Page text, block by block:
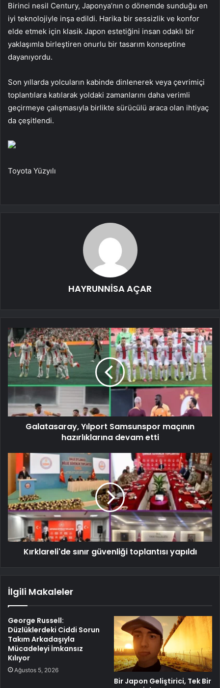
Birinci nesil Century, Japonya’nın o dönemde sunduğu en
iyi teknolojiyle inşa edildi. Harika bir sessizlik ve konfor
elde etmek için klasik Japon estetiğini insan odaklı bir
yaklaşımla birleştiren onurlu bir tasarım konseptine
dayanıyordu.
Son yıllarda yolcuların kabinde dinlenerek veya çevrimiçi
toplantılara katılarak yoldaki zamanlarını daha verimli
geçirmeye çalışmasıyla birlikte sürücülü araca olan ihtiyaç
da çeşitlendi.
Toyota Yüzyılı
HAYRUNNİSA AÇAR
Galatasaray, Yılport Samsunspor maçının
hazırlıklarına devam etti
Kırklareli'de sınır güvenliği toplantısı yapıldı
İlgili Makaleler
George Russell:
Düzlüklerdeki Ciddi Sorun
Takım Arkadaşıyla
Mücadeleyi İmkansız
Kılıyor
Ağustos 5, 2026
Bir Japon Geliştirici, Tek Bir